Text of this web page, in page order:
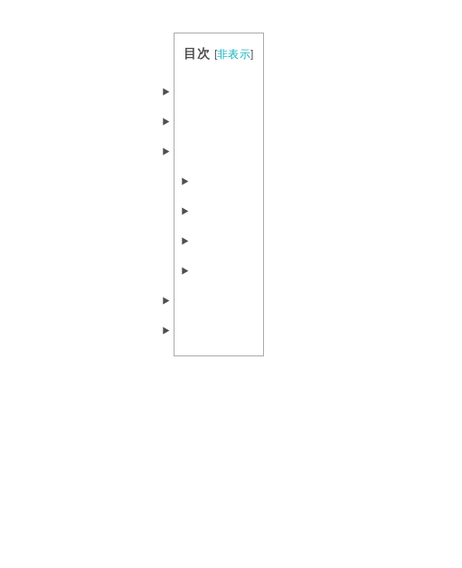
目次 [非表示]